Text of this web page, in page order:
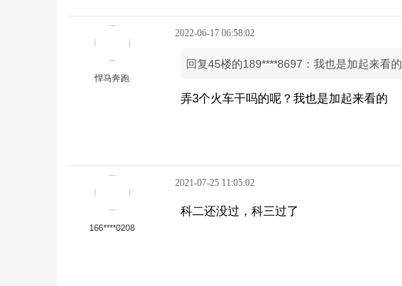
悍马奔跑
2022-06-17 06:58:02
回复45楼的189****8697：我也是加起来看的
弄3个火车干吗的呢？我也是加起来看的
166****0208
2021-07-25 11:05:02
科二还没过，科三过了